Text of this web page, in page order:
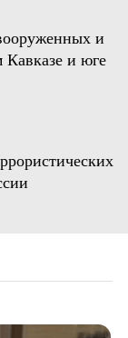
и
Кавказе и юге